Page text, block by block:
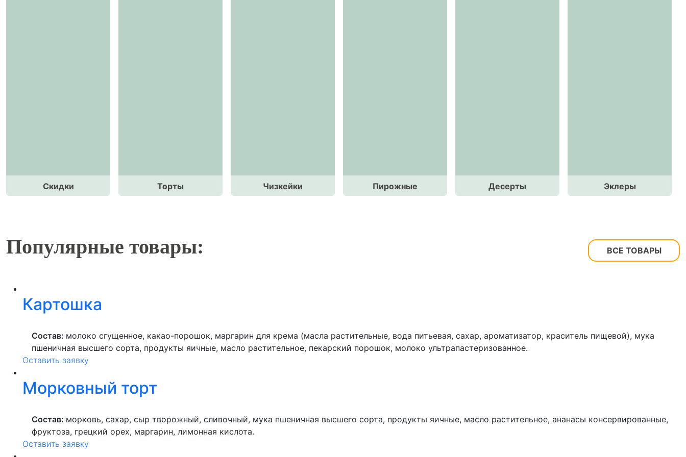
Скидки Торты Чизкейки Пирожные Десерты Эклеры
Популярные товары: ВСЕ ТОВАРЫ
Картошка
Состав: молоко сгущенное, какао-порошок, маргарин для крема (масла растительные, вода питьевая, сахар, ароматизатор, краситель пищевой), мука
пшеничная высшего сорта, продукты яичные, масло растительное, пекарский порошок, молоко ультрапастеризованное.
Оставить заявку
Морковный торт
Состав: морковь, сахар, сыр творожный, сливочный, мука пшеничная высшего сорта, продукты яичные, масло растительное, ананасы консервированные,
фруктоза, грецкий орех, маргарин, лимонная кислота.
Оставить заявку